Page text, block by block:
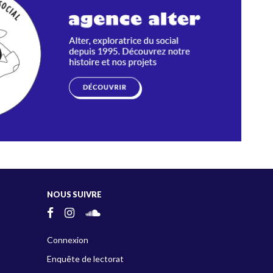
NOUS SUIVRE
Connexion
Enquête de lectorat